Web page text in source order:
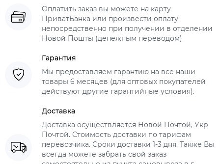
Оплатить заказ вы можете на карту
ПриватБанка или произвести оплату
непосредственно при получении в отделении
Новой Пошты (денежным переводом)
Гарантия
Мы предоставляем гарантию на все наши
товары 6 месяцев (для оптовых покупателей
действуют другие гарантийные условия).
Доставка
Доставка осуществляется Новой Почтой, Укр
Почтой. Стоимость доставки по тарифам
перевозчика. Сроки доставки 1-3 дня. Также Вы
всегда можете забрать свой заказ